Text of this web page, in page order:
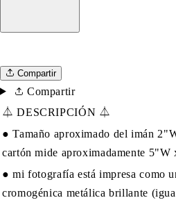
Compartir
Compartir
⏃ DESCRIPCIÓN ⏃
● Tamaño aproximado del imán
cartón mide aproximadamente 5"W
● mi fotografía está impresa como
cromogénica metálica brillante